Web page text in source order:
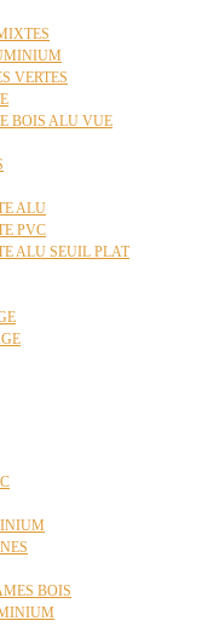
VERTES
BOIS ALU VUE
ALU
PVC
ALU SEUIL PLAT
BOIS